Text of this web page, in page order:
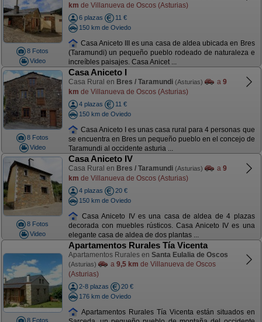
8 Fotos
Video
km de Villanueva de Oscos (Asturias)
6 plazas
11 €
150 km de Oviedo
Casa Aniceto III es una casa de aldea ubicada en Bres
(Taramundi) un pequeño pueblo rodeado de naturaleza e
increíbles paisajes. Casa Anicet ...
8 Fotos
Video
Casa Aniceto I
Casa Rural en Bres / Taramundi (Asturias) a 9
km de Villanueva de Oscos (Asturias)
4 plazas
11 €
150 km de Oviedo
Casa Aniceto I es unas casa rural para 4 personas que
se encuentra en Bres un pequeño pueblo en el concejo de
Taramundi al occidente asturia ...
8 Fotos
Video
Casa Aniceto IV
Casa Rural en Bres / Taramundi (Asturias) a 9
km de Villanueva de Oscos (Asturias)
4 plazas
20 €
150 km de Oviedo
Casa Aniceto IV es una casa de aldea de 4 plazas
decorada con muebles rústicos. Casa Aniceto IV es una
elegante casa de aldea de dos plantas ...
8 Fotos
Apartamentos Rurales Tía Vicenta
Apartamentos Rurales en Santa Eulalia de Oscos
(Asturias) a 9,5 km de Villanueva de Oscos
(Asturias)
2-8 plazas
20 €
176 km de Oviedo
Apartamentos Rurales Tía Vicenta están situados en